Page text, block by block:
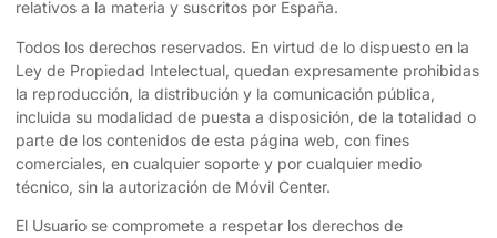
relativos a la materia y suscritos por España.
Todos los derechos reservados. En virtud de lo dispuesto en la
Ley de Propiedad Intelectual, quedan expresamente prohibidas
la reproducción, la distribución y la comunicación pública,
incluida su modalidad de puesta a disposición, de la totalidad o
parte de los contenidos de esta página web, con fines
comerciales, en cualquier soporte y por cualquier medio
técnico, sin la autorización de Móvil Center.
El Usuario se compromete a respetar los derechos de